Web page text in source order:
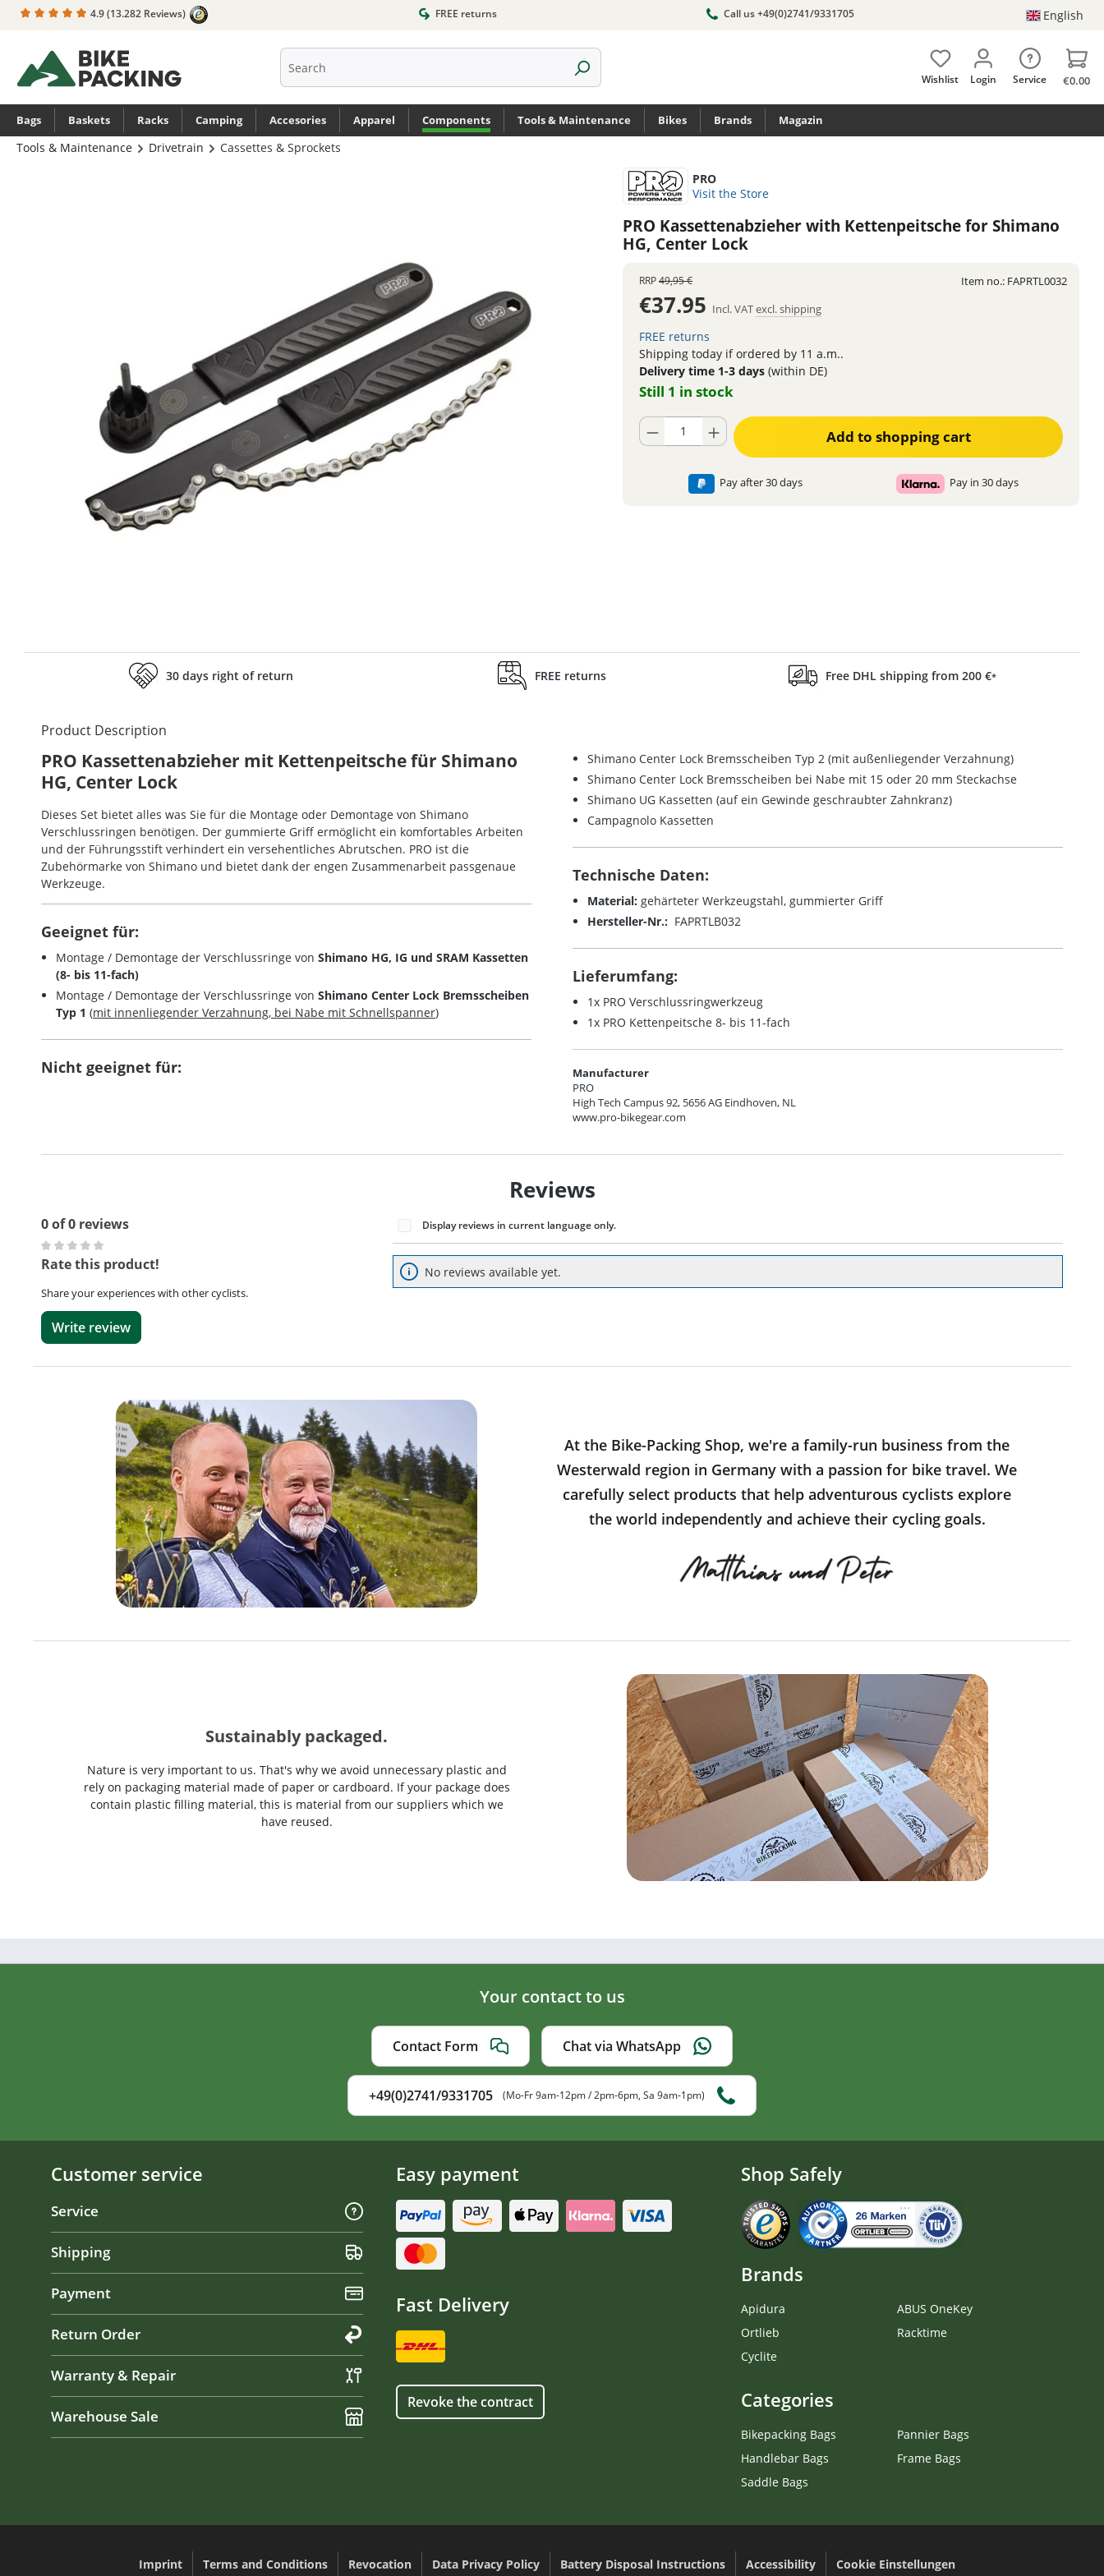
Skip to main navigation
4.9(13.282 Reviews) FREE returns Call us +49(0)2741/9331705 English
Wishlist Login Service €0.00
Bags Baskets Racks Camping Accesories Apparel Components Tools & Maintenance Bikes Brands Magazin
Tools & Maintenance Drivetrain
Cassettes & Sprockets
PRO
Visit the Store
PRO Kassettenabzieher with Kettenpeitsche for Shimano
HG, Center Lock
RRP49,95 €
€37.95 Incl. VATexcl. shipping
FREE returns
Shipping today if ordered by 11 a.m..
Delivery time 1-3 days (within DE)
Still 1 in stock
Product Quantity: Enter the desired amount or use the buttons to increase or decrease the
Add to shopping cart
Pay after 30 days Pay in 30 days
Item no.: FAPRTL0032
30 days right of return FREE returns Free DHL shipping from 200 €*
Product Description
PRO Kassettenabzieher mit Kettenpeitsche für Shimano
HG, Center Lock
Dieses Set bietet alles was Sie für die Montage oder Demontage von Shimano
Verschlussringen benötigen. Der gummierte Griff ermöglicht ein komfortables Arbeiten
und der Führungsstift verhindert ein versehentliches Abrutschen. PRO ist die
Zubehörmarke von Shimano und bietet dank der engen Zusammenarbeit passgenaue
Werkzeuge.
Geeignet für:
Montage / Demontage der Verschlussringe von Shimano HG, IG und SRAM Kassetten
(8- bis 11-fach)
Montage / Demontage der Verschlussringe von Shimano Center Lock Bremsscheiben
Typ 1 (mit innenliegender Verzahnung, bei Nabe mit Schnellspanner)
Nicht geeignet für:
Shimano Center Lock Bremsscheiben Typ 2 (mit außenliegender Verzahnung)
Shimano Center Lock Bremsscheiben bei Nabe mit 15 oder 20 mm Steckachse
Shimano UG Kassetten (auf ein Gewinde geschraubter Zahnkranz)
Campagnolo Kassetten
Technische Daten:
Material: gehärteter Werkzeugstahl, gummierter Griff
Hersteller-Nr.: FAPRTLB032
Lieferumfang:
1x PRO Verschlussringwerkzeug
1x PRO Kettenpeitsche 8- bis 11-fach
Manufacturer
PRO
High Tech Campus 92, 5656 AG Eindhoven, NL
www.pro-bikegear.com
Reviews
0 of 0 reviews
Average rating of 0 out of 5 stars
Rate this product!
Share your experiences with other cyclists.
Write review
Display reviews in current language only.
No reviews available yet.
At the Bike-Packing Shop, we're a family-run business from the
Westerwald region in Germany with a passion for bike travel. We
carefully select products that help adventurous cyclists explore
the world independently and achieve their cycling goals.
Sustainably packaged.
Nature is very important to us. That's why we avoid unnecessary plastic and
rely on packaging material made of paper or cardboard. If your package does
contain plastic filling material, this is material from our suppliers which we
have reused.
Your contact to us
Contact Form Chat via WhatsApp
+49(0)2741/9331705 (Mo-Fr 9am-12pm / 2pm-6pm, Sa 9am-1pm)
Customer service
Service
Shipping
Payment
Return Order
Warranty & Repair
Warehouse Sale
Easy payment
Fast Delivery
Revoke the contract
Shop Safely
Brands
Apidura
Ortlieb
Cyclite
ABUS OneKey
Racktime
Categories
Bikepacking Bags
Handlebar Bags
Saddle Bags
Pannier Bags
Frame Bags
Imprint Terms and Conditions Revocation Data Privacy Policy Battery Disposal Instructions Accessibility Cookie Einstellungen